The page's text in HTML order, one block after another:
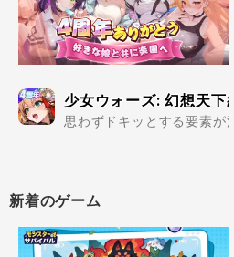
少女ウォーズ: 幻想天下
思わずドキッとする要素が
新着のゲーム